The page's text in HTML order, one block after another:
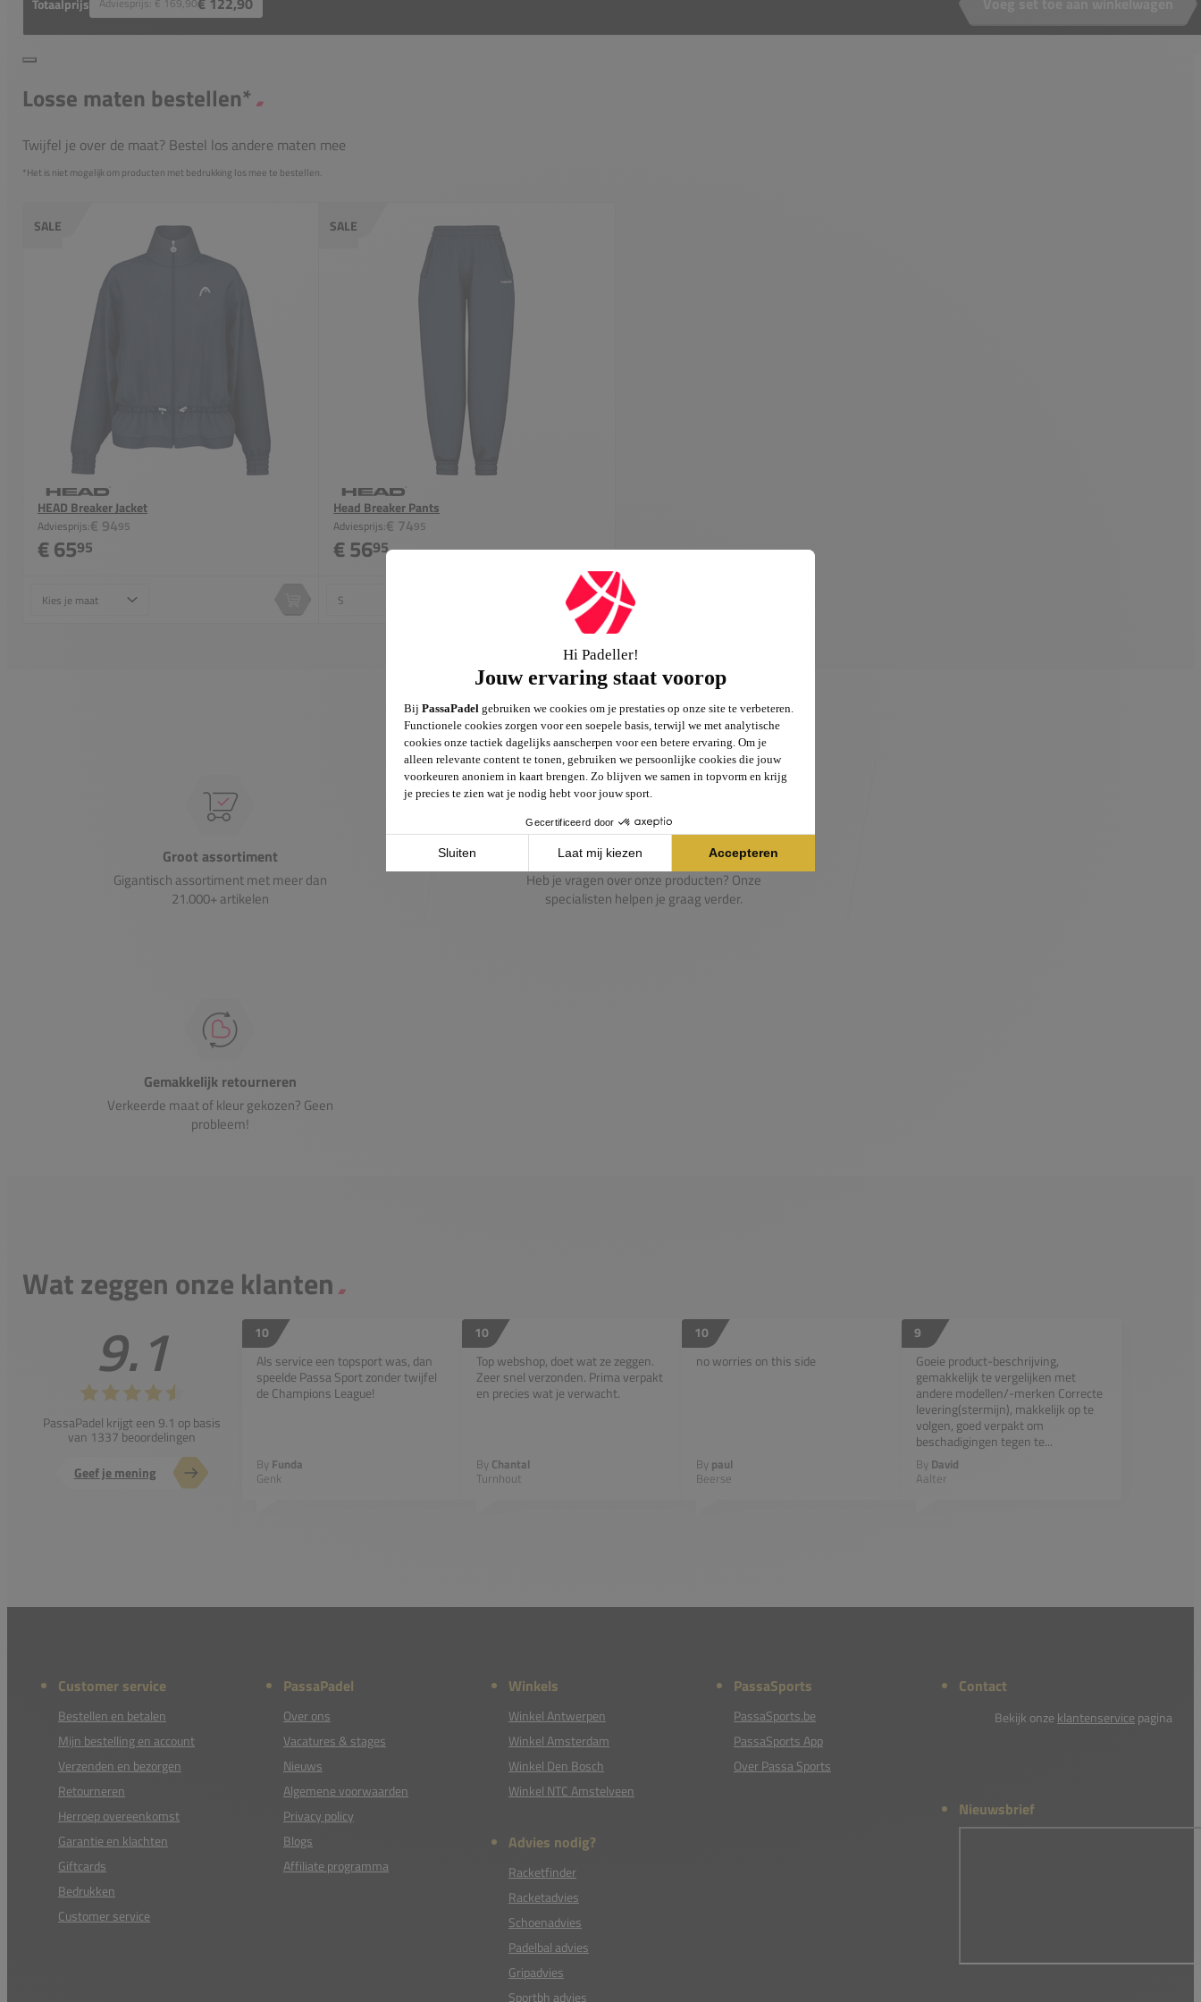
Losse maten bestellen*
Twijfel je over de maat? Bestel los andere maten mee
*Het is niet mogelijk om producten met bedrukking los mee te bestellen.
SALE
HEAD Breaker Jacket
Adviesprijs:€ 9495
€ 6595
In winkelwagen
SALE
Head Breaker Pants
Adviesprijs:€ 7495
€ 5695
In winkelwagen
Groot assortiment
Gigantisch assortiment met meer dan
21.000+ artikelen
Passie voor de sport
Heb je vragen over onze producten? Onze
specialisten helpen je graag verder.
Gemakkelijk retourneren
Verkeerde maat of kleur gekozen? Geen
probleem!
Wat zeggen onze klanten
9.1
PassaPadel krijgt een 9.1 op basis
van 1337 beoordelingen
Geef je mening
10
Als service een topsport was, dan
speelde Passa Sport zonder twijfel
de Champions League!
By Funda
Genk
10
Top webshop, doet wat ze zeggen.
Zeer snel verzonden. Prima verpakt
en precies wat je verwacht.
By Chantal
Turnhout
10
no worries on this side
By paul
Beerse
9
Goeie product-beschrijving,
gemakkelijk te vergelijken met
andere modellen/-merken Correcte
levering(stermijn), makkelijk op te
volgen, goed verpakt om
beschadigingen tegen te...
By David
Aalter
Customer service
Bestellen en betalen
Mijn bestelling en account
Verzenden en bezorgen
Retourneren
Herroep overeenkomst
Garantie en klachten
Giftcards
Bedrukken
Customer service
PassaPadel
Over ons
Vacatures & stages
Nieuws
Algemene voorwaarden
Privacy policy
Blogs
Affiliate programma
Winkels
Winkel Antwerpen
Winkel Amsterdam
Winkel Den Bosch
Winkel NTC Amstelveen
Advies nodig?
Racketfinder
Racketadvies
Schoenadvies
Padelbal advies
Gripadvies
Sportbh advies
PassaSports
PassaSports.be
PassaSports App
Over Passa Sports
Contact
Bekijk onze klantenservice pagina
Nieuwsbrief